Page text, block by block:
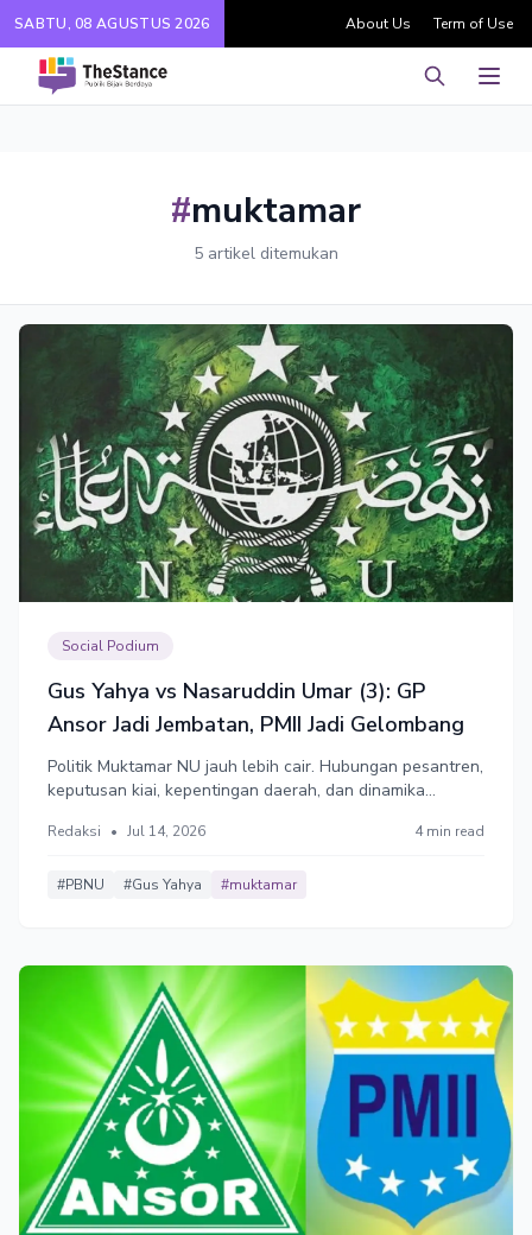
SABTU, 08 AGUSTUS 2026 About Us Term of Use
Pencarian
#muktamar
5 artikel ditemukan
Social Podium
Gus Yahya vs Nasaruddin Umar (3): GP
Ansor Jadi Jembatan, PMII Jadi Gelombang
Politik Muktamar NU jauh lebih cair. Hubungan pesantren,
keputusan kiai, kepentingan daerah, dan dinamika
Muktamar NU menjadi lebih rumit daripada sekadar
Redaksi • Jul 14, 2026 4 min read
#PBNU #Gus Yahya #muktamar